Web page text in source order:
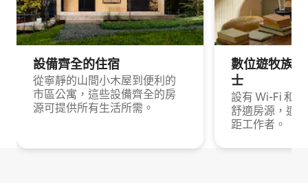
設備齊全的住宿
從寧靜的山間小木屋到便利的
市區公寓，這些設備齊全的房
源可提供所有生活所需。
數位遊牧族
士
設有 Wi-Fi 和
舒適房源，適
距工作者。